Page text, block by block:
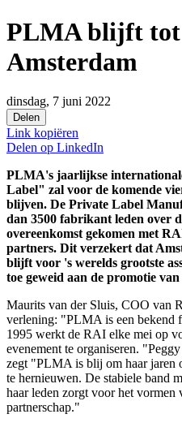
PLMA blijft tot
Amsterdam
dinsdag, 7 juni 2022
Delen
Link kopiëren
Delen op LinkedIn
PLMA's jaarlijkse
Label" zal voor de komende
blijven. De Private Label
dan 3500 fabrikant leden over
overeenkomst gekomen met
partners. Dit verzekert dat
blijft voor 's werelds grootste
toe geweid aan de promotie
Maurits van der Sluis, COO van
verlening: "PLMA is een bekend
1995 werkt de RAI elke mei op
evenement te organiseren.
zegt "PLMA is blij om haar jaren
te hernieuwen. De stabiele band
haar leden zorgt voor het
partnerschap."